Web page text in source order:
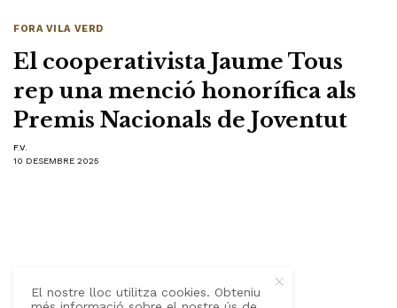
FORA VILA VERD
El cooperativista Jaume Tous
rep una menció honorífica als
Premis Nacionals de Joventut
F.V.
10 DESEMBRE 2025
El nostre lloc utilitza cookies. Obteniu